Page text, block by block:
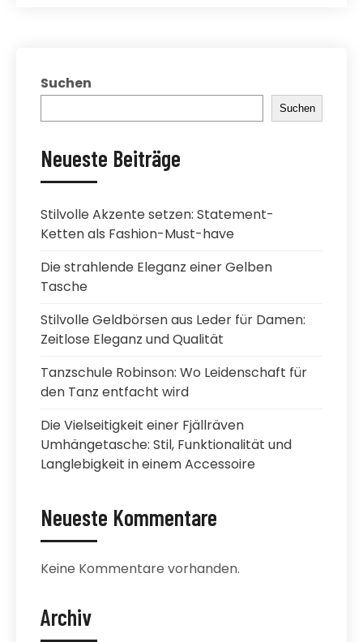
Suchen
Suchen
Neueste Beiträge
Stilvolle Akzente setzen: Statement-
Ketten als Fashion-Must-have
Die strahlende Eleganz einer Gelben
Tasche
Stilvolle Geldbörsen aus Leder für Damen:
Zeitlose Eleganz und Qualität
Tanzschule Robinson: Wo Leidenschaft für
den Tanz entfacht wird
Die Vielseitigkeit einer Fjällräven
Umhängetasche: Stil, Funktionalität und
Langlebigkeit in einem Accessoire
Neueste Kommentare
Keine Kommentare vorhanden.
Archiv